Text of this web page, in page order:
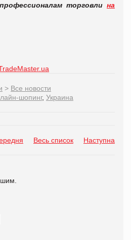
торговли на
> Все новости
шопинг, Украина
Весь список Наступна